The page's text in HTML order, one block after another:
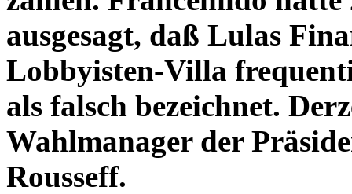
ausgesagt, daß Lulas
Lobbyisten-Villa
als falsch bezeichnet.
Wahlmanager der
Rousseff.